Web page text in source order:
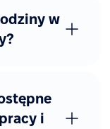
w
i